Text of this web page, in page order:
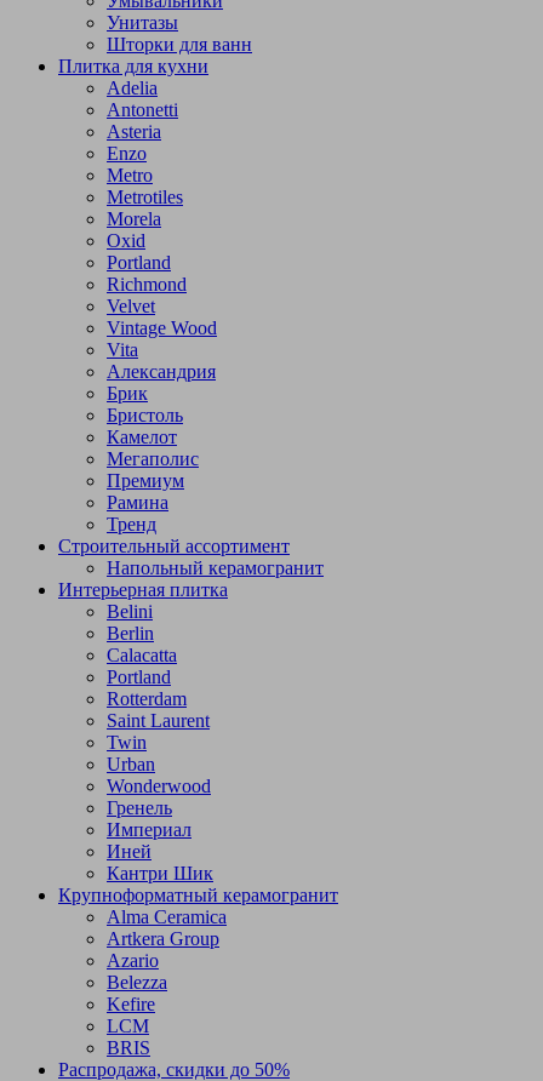
Унитазы
Шторки для ванн
Плитка для кухни
Adelia
Antonetti
Asteria
Enzo
Metro
Metrotiles
Morela
Oxid
Portland
Richmond
Velvet
Vintage Wood
Vita
Александрия
Брик
Бристоль
Камелот
Мегаполис
Премиум
Рамина
Тренд
Строительный ассортимент
Напольный керамогранит
Интерьерная плитка
Belini
Berlin
Calacatta
Portland
Rotterdam
Saint Laurent
Twin
Urban
Wonderwood
Гренель
Империал
Иней
Кантри Шик
Крупноформатный керамогранит
Alma Ceramica
Artkera Group
Azario
Belezza
Kefire
LCM
BRIS
Распродажа, скидки до 50%